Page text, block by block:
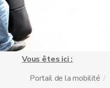
Vous êtes ici :
Portail de la mobilité